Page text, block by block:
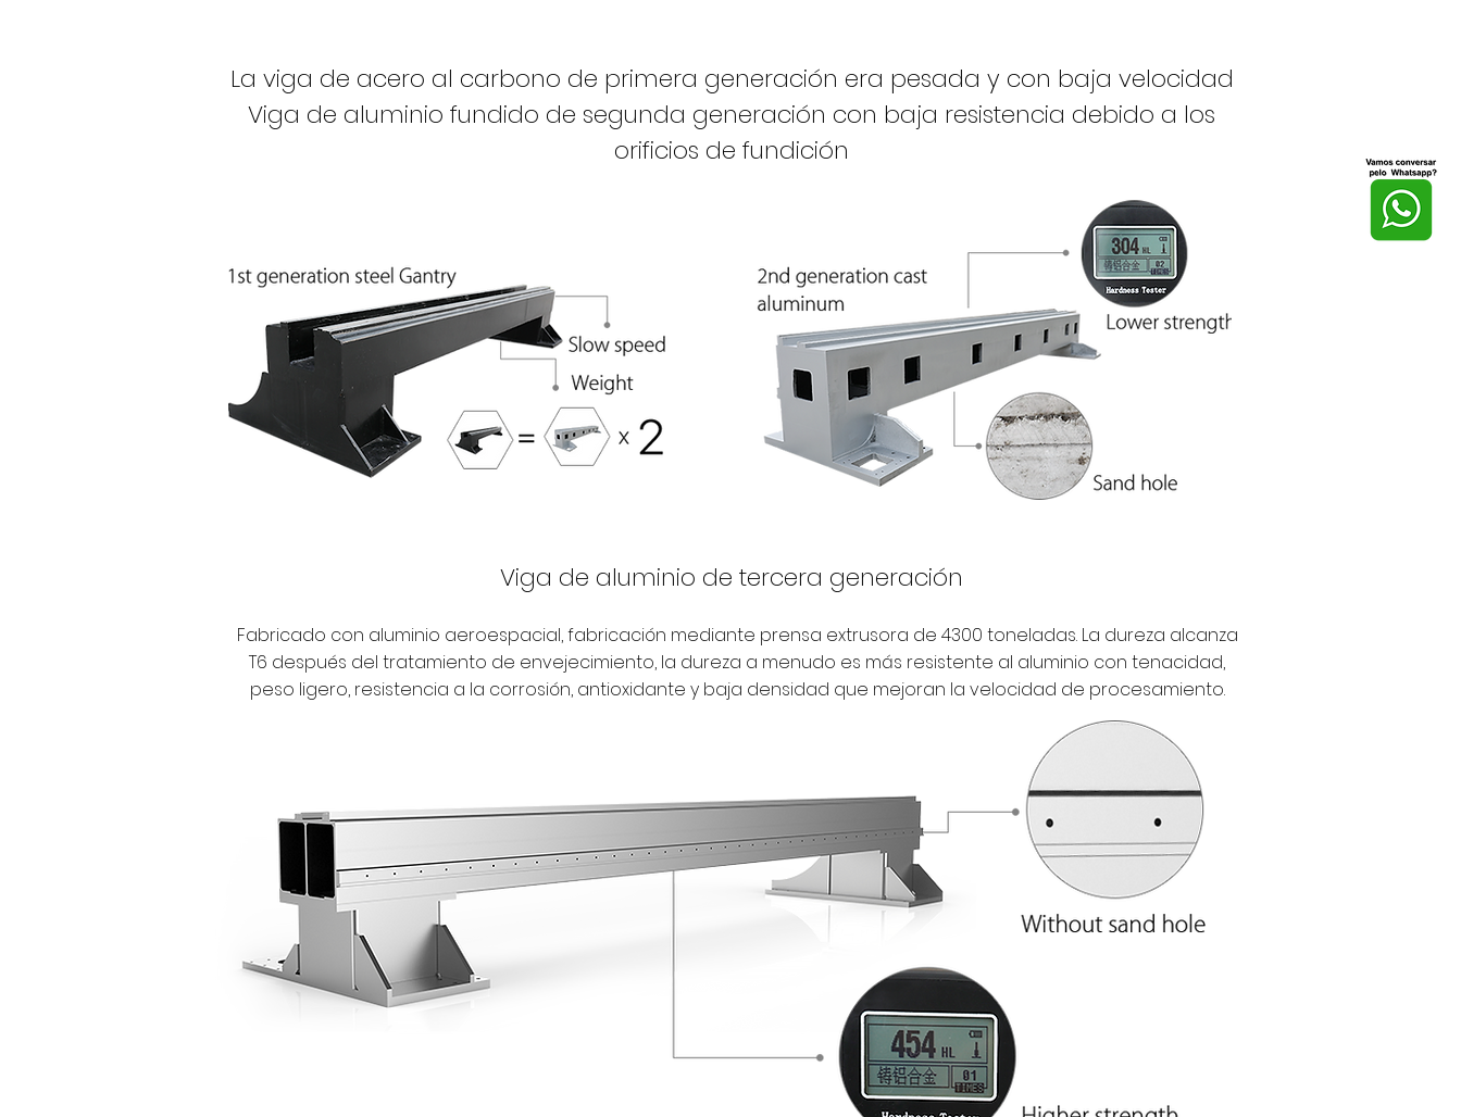
La viga de acero al carbono de primera generación era pesada y con baja velocidad
Viga de aluminio fundido de segunda generación con baja resistencia debido a los
orificios de fundición
Viga de aluminio de tercera generación
Fabricado con aluminio aeroespacial, fabricación mediante prensa extrusora de 4300 toneladas. La dureza alcanza
T6 después del tratamiento de envejecimiento, la dureza a menudo es más resistente al aluminio con tenacidad,
peso ligero, resistencia a la corrosión, antioxidante y baja densidad que mejoran la velocidad de procesamiento.